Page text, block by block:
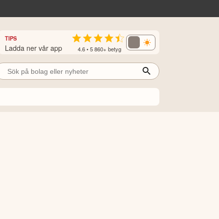
TIPS
Ladda ner vår app 4.6 • 5 860+ betyg